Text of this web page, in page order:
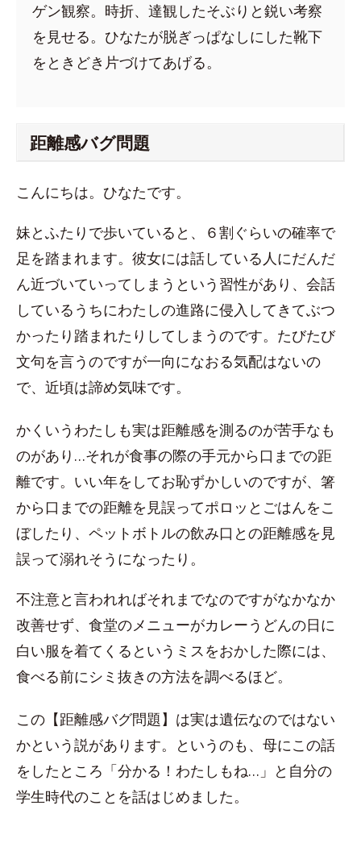
ゲン観察。時折、達観したそぶりと鋭い考察
を見せる。ひなたが脱ぎっぱなしにした靴下
をときどき片づけてあげる。
距離感バグ問題
こんにちは。ひなたです。
妹とふたりで歩いていると、６割ぐらいの確率で
足を踏まれます。彼女には話している人にだんだ
ん近づいていってしまうという習性があり、会話
しているうちにわたしの進路に侵入してきてぶつ
かったり踏まれたりしてしまうのです。たびたび
文句を言うのですが一向になおる気配はないの
で、近頃は諦め気味です。
かくいうわたしも実は距離感を測るのが苦手なも
のがあり…それが食事の際の手元から口までの距
離です。いい年をしてお恥ずかしいのですが、箸
から口までの距離を見誤ってポロッとごはんをこ
ぼしたり、ペットボトルの飲み口との距離感を見
誤って溺れそうになったり。
不注意と言われればそれまでなのですがなかなか
改善せず、食堂のメニューがカレーうどんの日に
白い服を着てくるというミスをおかした際には、
食べる前にシミ抜きの方法を調べるほど。
この【距離感バグ問題】は実は遺伝なのではない
かという説があります。というのも、母にこの話
をしたところ「分かる！わたしもね…」と自分の
学生時代のことを話はじめました。